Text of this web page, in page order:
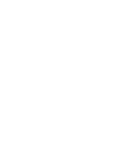
организовать